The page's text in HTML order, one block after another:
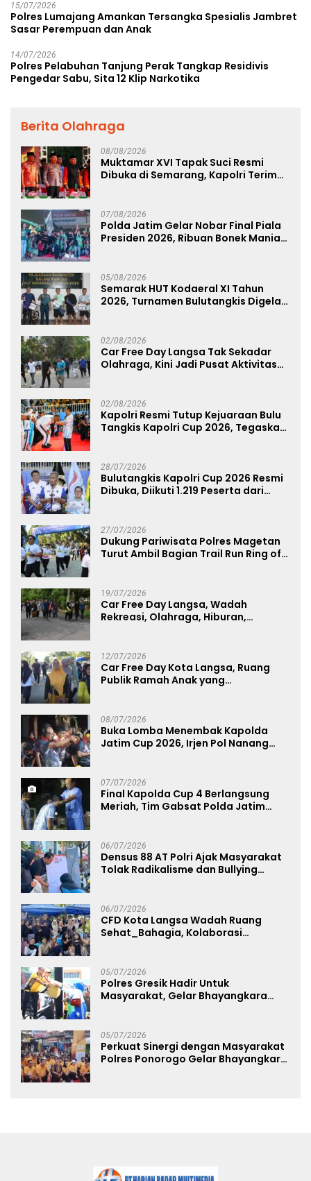
15/07/2026
Polres Lumajang Amankan Tersangka Spesialis Jambret
Sasar Perempuan dan Anak
14/07/2026
Polres Pelabuhan Tanjung Perak Tangkap Residivis
Pengedar Sabu, Sita 12 Klip Narkotika
Berita Olahraga
08/08/2026
Muktamar XVI Tapak Suci Resmi
Dibuka di Semarang, Kapolri Terima
07/08/2026
Polda Jatim Gelar Nobar Final Piala
Presiden 2026, Ribuan Bonek Mania
05/08/2026
Semarak HUT Kodaeral XI Tahun
2026, Turnamen Bulutangkis Digelar
02/08/2026
Car Free Day Langsa Tak Sekadar
Olahraga, Kini Jadi Pusat Aktivitas
02/08/2026
Kapolri Resmi Tutup Kejuaraan Bulu
Tangkis Kapolri Cup 2026, Tegaskan
28/07/2026
Bulutangkis Kapolri Cup 2026 Resmi
Dibuka, Diikuti 1.219 Peserta dari
27/07/2026
Dukung Pariwisata Polres Magetan
Turut Ambil Bagian Trail Run Ring of
19/07/2026
Car Free Day Langsa, Wadah
Rekreasi, Olahraga, Hiburan,
12/07/2026
Car Free Day Kota Langsa, Ruang
Publik Ramah Anak yang
08/07/2026
Buka Lomba Menembak Kapolda
Jatim Cup 2026, Irjen Pol Nanang
07/07/2026
Final Kapolda Cup 4 Berlangsung
Meriah, Tim Gabsat Polda Jatim
06/07/2026
Densus 88 AT Polri Ajak Masyarakat
Tolak Radikalisme dan Bullying
06/07/2026
CFD Kota Langsa Wadah Ruang
Sehat_Bahagia, Kolaborasi
05/07/2026
Polres Gresik Hadir Untuk
Masyarakat, Gelar Bhayangkara
05/07/2026
Perkuat Sinergi dengan Masyarakat
Polres Ponorogo Gelar Bhayangkara